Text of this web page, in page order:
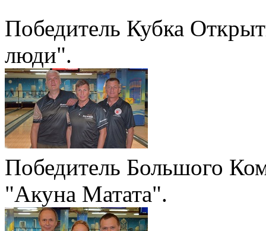
Победитель Кубка
люди".
Победитель Большого
"Акуна Матата".